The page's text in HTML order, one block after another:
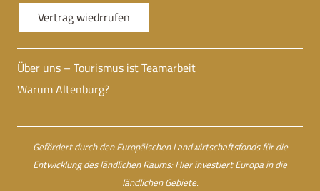
Vertrag wiedrrufen
Über uns – Tourismus ist Teamarbeit
Warum Altenburg?
Gefördert durch den Europäischen Landwirtschaftsfonds für die
Entwicklung des ländlichen Raums: Hier investiert Europa in die
ländlichen Gebiete.